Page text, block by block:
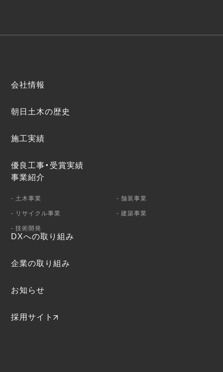
会社情報
朝日土木の歴史
施工実績
優良工事・受賞実績
事業紹介
- 土木事業 - 舗装事業
- リサイクル事業 - 建築事業
- 技術開発
DXへの取り組み
企業の取り組み
お知らせ
採用サイト